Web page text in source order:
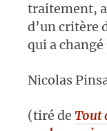
traitement,
d’un critère
qui a changé
Nicolas
(tiré de Tout